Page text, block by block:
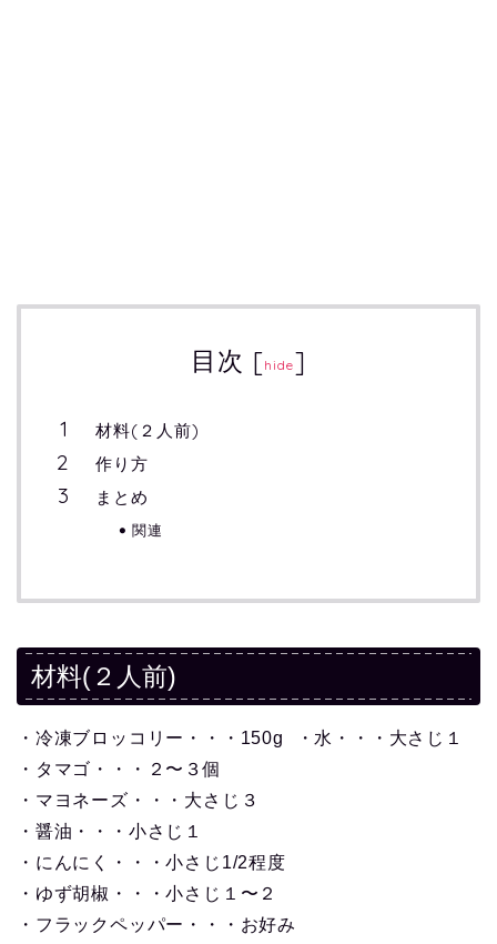
目次 [hide]
材料(２人前)
作り方
まとめ
関連
材料(２人前)
・冷凍ブロッコリー・・・150g ・水・・・大さじ１
・タマゴ・・・２〜３個
・マヨネーズ・・・大さじ３
・醤油・・・小さじ１
・にんにく・・・小さじ1/2程度
・ゆず胡椒・・・小さじ１〜２
・フラックペッパー・・・お好み